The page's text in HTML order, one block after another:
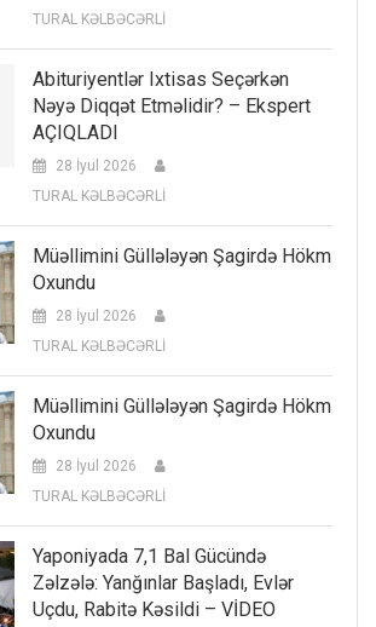
TURAL KƏLBƏCƏRLİ
Abituriyentlər Ixtisas Seçərkən
Nəyə Diqqət Etməlidir? – Ekspert
AÇIQLADI
28 İyul 2026
TURAL KƏLBƏCƏRLİ
Müəllimini Güllələyən Şagirdə Hökm
Oxundu
28 İyul 2026
TURAL KƏLBƏCƏRLİ
Müəllimini Güllələyən Şagirdə Hökm
Oxundu
28 İyul 2026
TURAL KƏLBƏCƏRLİ
Yaponiyada 7,1 Bal Gücündə
Zəlzələ: Yanğınlar Başladı, Evlər
Uçdu, Rabitə Kəsildi – VİDEO